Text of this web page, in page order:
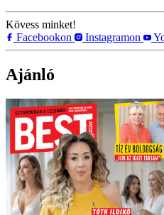
Kövess minket!
Facebookon
Instagramon
Ajánló